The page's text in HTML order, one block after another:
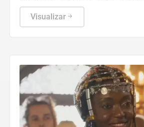
dor individual em avanços
Visualizar